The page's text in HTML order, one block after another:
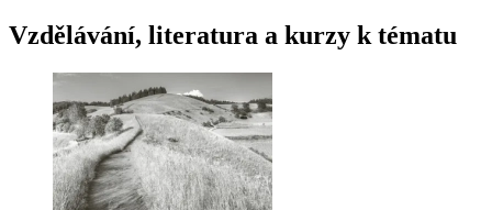
Vzdělávání, literatura a kurzy k tématu